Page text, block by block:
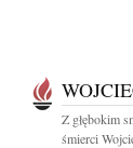
Z głębokim
śmierci